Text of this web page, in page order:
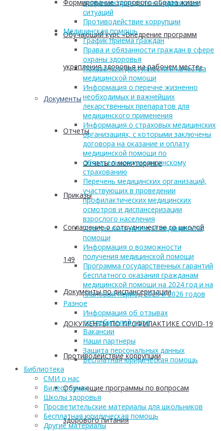
Формирование здорового образа жизни
Обучающий курс «Внедрение программ
укрепления здоровья на рабочем месте»
Документы
Отчеты
Отчеты о мониторинге
Приказы
Соглашение о сотрудничестве со школой
149
Документы по диспансеризации
ДОКУМЕНТЫ ПО ПРОФИЛАКТИКЕ COVID-19
Противодействие коррупции
Обучающие программы по вопросам
здорового питания
вопросам преодоления кризисных
ситуаций
Противодействие коррупции
Медицинская помощь
График приема граждан
Права и обязанности граждан в сфере
охраны здоровья
Показатели доступности и качества
медицинской помощи
Информация о перечне жизненно
необходимых и важнейших
лекарственных препаратов для
медицинского применения
Информация о страховых медицинских
организациях, с которыми заключены
договора на оказание и оплату
медицинской помощи по
обязательному медицинскому
страхованию
Перечень медицинских организаций,
участвующих в проведении
профилактических медицинских
осмотров и диспансеризации
взрослого населения
О видах оказываемой медицинской
помощи
Информация о возможности
получения медицинской помощи
Программа государственных гарантий
бесплатного оказания гражданам
медицинской помощи на 2024 год и на
плановый период 2025 и 2026 годов
Разное
Информация об отзывах
потребителей услуг
Вакансии
Наши партнеры
Защита персональных данных
Бесплатная юридическая помощь
Библиотека
СМИ о нас
Видеоролики
Школы здоровья
Просветительские материалы для школьников
Бесплатная юридическая помощь
Другие материалы